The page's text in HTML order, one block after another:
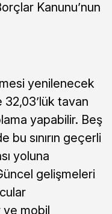
Kanunu’nun
yenilenecek
32,03’lük tavan
yapabilir. Beş
bu sınırın geçerli
yoluna
gelişmeleri
ve mobil